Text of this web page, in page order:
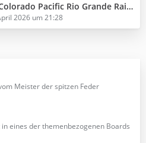
Railroad im September 2025 - aus gegebenem Anlass paar Bilder
2026 um 21:28
Meister der spitzen Feder
eines der themenbezogenen Boards